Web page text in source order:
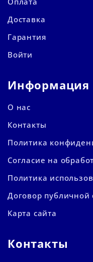
Доставка
Гарантия
Войти
Информация
О нас
Контакты
Политика
Согласие на
Политика
Договор публичной
Карта сайта
Контакты